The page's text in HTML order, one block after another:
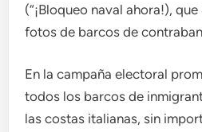
(“¡Bloqueo naval ahora!),
fotos de barcos de
En la campaña electoral
todos los barcos de
las costas italianas, sin